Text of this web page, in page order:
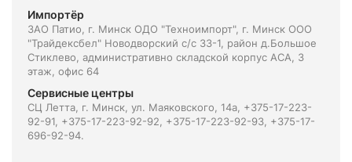
Импортёр
ЗАО Патио, г. Минск ОДО "Техноимпорт", г. Минск ООО
"Трайдексбел" Новодворский с/с 33-1, район д.Большое
Стиклево, административно складской корпус АСА, 3
этаж, офис 64
Сервисные центры
СЦ Летта, г. Минск, ул. Маяковского, 14а, +375-17-223-
92-91, +375-17-223-92-92, +375-17-223-92-93, +375-17-
696-92-94.